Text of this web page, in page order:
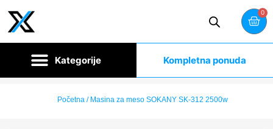
0
Kompletna ponuda
Početna / Masina za meso SOKANY SK-312 2500w